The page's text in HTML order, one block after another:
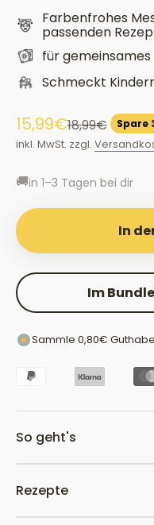
Flüssigkeiten.
Hingucker in jeder
Farbenfrohes
passenden
für
Schmeckt
Angebot
15,99€Regulärer
18,99€ Spare
inkl. MwSt. zzgl.
🚚in 1–3 Tagen bei dir
In
Im
Sammle 0,80€
So geht's
Rezepte